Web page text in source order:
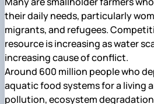
their daily needs, particularly
migrants, and refugees.
resource is increasing as water
increasing cause of conflict.
Around 600 million people who
aquatic food systems for a living
pollution, ecosystem